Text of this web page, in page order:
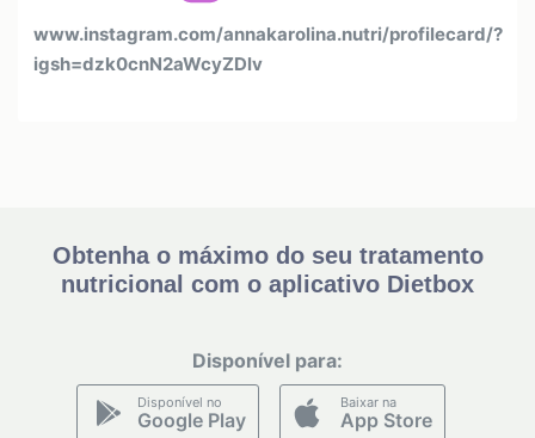
www.instagram.com/annakarolina.nutri/profilecard/?
igsh=dzk0cnN2aWcyZDlv
Obtenha o máximo do seu tratamento
nutricional com o aplicativo Dietbox
Disponível para:
Disponível no
Google Play
Baixar na
App Store